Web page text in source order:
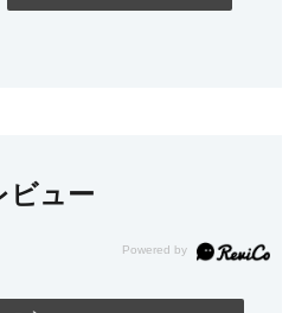
伸ばしてくつろげるスタイルが理想
として使い、来客時には離してスツ
ビュー